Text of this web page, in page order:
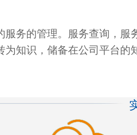
服务的管理。服务查询，
为知识，储备在公司平台的